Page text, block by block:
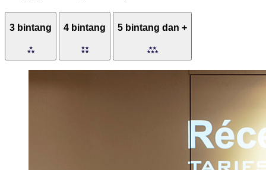
3 bintang 4 bintang 5 bintang dan +